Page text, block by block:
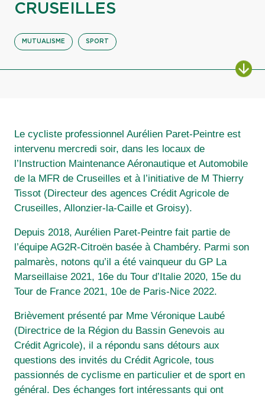
CRUSEILLES
MUTUALISME SPORT
Le cycliste professionnel Aurélien Paret-Peintre est
intervenu mercredi soir, dans les locaux de
l’Instruction Maintenance Aéronautique et Automobile
de la MFR de Cruseilles et à l’initiative de M Thierry
Tissot (Directeur des agences Crédit Agricole de
Cruseilles, Allonzier-la-Caille et Groisy).
Depuis 2018, Aurélien Paret-Peintre fait partie de
l’équipe AG2R-Citroën basée à Chambéry. Parmi son
palmarès, notons qu’il a été vainqueur du GP La
Marseillaise 2021, 16e du Tour d’Italie 2020, 15e du
Tour de France 2021, 10e de Paris-Nice 2022.
Brièvement présenté par Mme Véronique Laubé
(Directrice de la Région du Bassin Genevois au
Crédit Agricole), il a répondu sans détours aux
questions des invités du Crédit Agricole, tous
passionnés de cyclisme en particulier et de sport en
général. Des échanges fort intéressants qui ont